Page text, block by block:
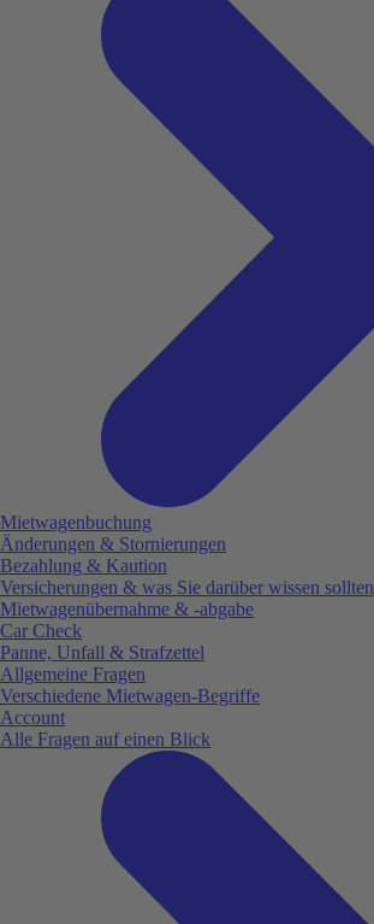
Mietwagenbuchung
Änderungen & Stornierungen
Bezahlung & Kaution
Versicherungen & was Sie darüber wissen sollten
Mietwagenübernahme & -abgabe
Car Check
Panne, Unfall & Strafzettel
Allgemeine Fragen
Verschiedene Mietwagen-Begriffe
Account
Alle Fragen auf einen Blick